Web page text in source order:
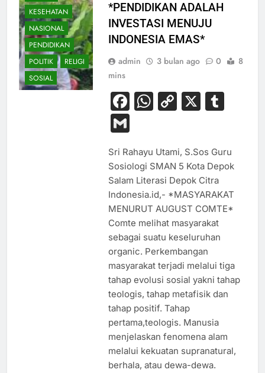
KESEHATAN
NASIONAL
PENDIDIKAN
POLITIK
RELIGI
SOSIAL
*PENDIDIKAN ADALAH
INVESTASI MENUJU
INDONESIA EMAS*
admin 3 bulan ago 0
8
mins
Facebook
WhatsApp
Copy
X
Gmail
Sri Rahayu Utami, S.Sos Guru
Sosiologi SMAN 5 Kota Depok
Salam Literasi Depok Citra
Indonesia.id,- *MASYARAKAT
MENURUT AUGUST COMTE*
Comte melihat masyarakat
sebagai suatu keseluruhan
organic. Perkembangan
masyarakat terjadi melalui tiga
tahap evolusi sosial yakni tahap
teologis, tahap metafisik dan
tahap positif. Tahap
pertama,teologis. Manusia
menjelaskan fenomena alam
melalui kekuatan supranatural,
berhala, atau dewa-dewa.